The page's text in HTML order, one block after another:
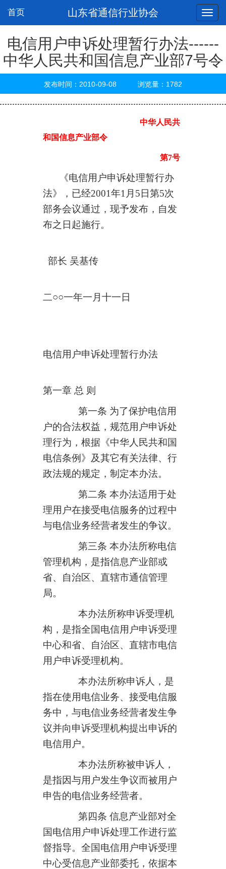
首页 山东省通信行业协会
电信用户申诉处理暂行办法------
中华人民共和国信息产业部7号令
发布时间：2010-09-08 浏览量：1782
中华人民共
和国信息产业部令
第7号
《电信用户申诉处理暂行办
法》，已经2001年1 月 5 日第5次
部务会议通过，现予发布，自发
布之日起施行。
部长 吴基传
二○○一年一月十一日
电信用户申诉处理暂行办法
第一章 总 则
第一条 为了保护电信用
户的合法权益，规范用户申诉处
理行为，根据《中华人民共和国
电信条例》及其它有关法律、行
政法规的规定，制定本办法。
第二条 本办法适用于处
理用户在接受电信服务的过程中
与电信业务经营者发生的争议。
第三条 本办法所称电信
管理机构，是指信息产业部或
省、自治区、直辖市通信管理
局。
本办法所称申诉受理机
构，是指全国电信用户申诉受理
中心和省、自治区、直辖市电信
用户申诉受理机构。
本办法所称申诉人，是
指在使用电信业务、接受电信服
务中，与电信业务经营者发生争
议并向申诉受理机构提出申诉的
电信用户。
本办法所称被申诉人，
是指因与用户发生争议而被用户
申告的电信业务经营者。
第四条 信息产业部对全
国电信用户申诉处理工作进行监
督指导。全国电信用户申诉受理
中心受信息产业部委托，依据本